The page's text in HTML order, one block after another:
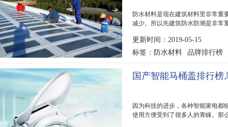
防水材料是现在建筑材料里非常重
减少。所以先建筑防水防潮是非常
更新时间：2019-05-15
标签： 防水材料 品牌排行榜
国产智能马桶盖排行
因为科技的进步，各种智能家电都
使用方便受到了很多人的青睐。那